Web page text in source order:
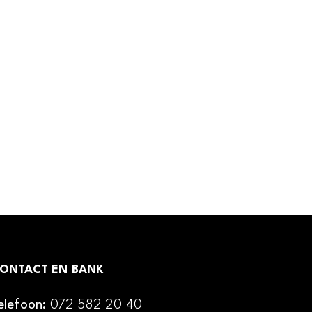
EN BANK
072 582 20 40